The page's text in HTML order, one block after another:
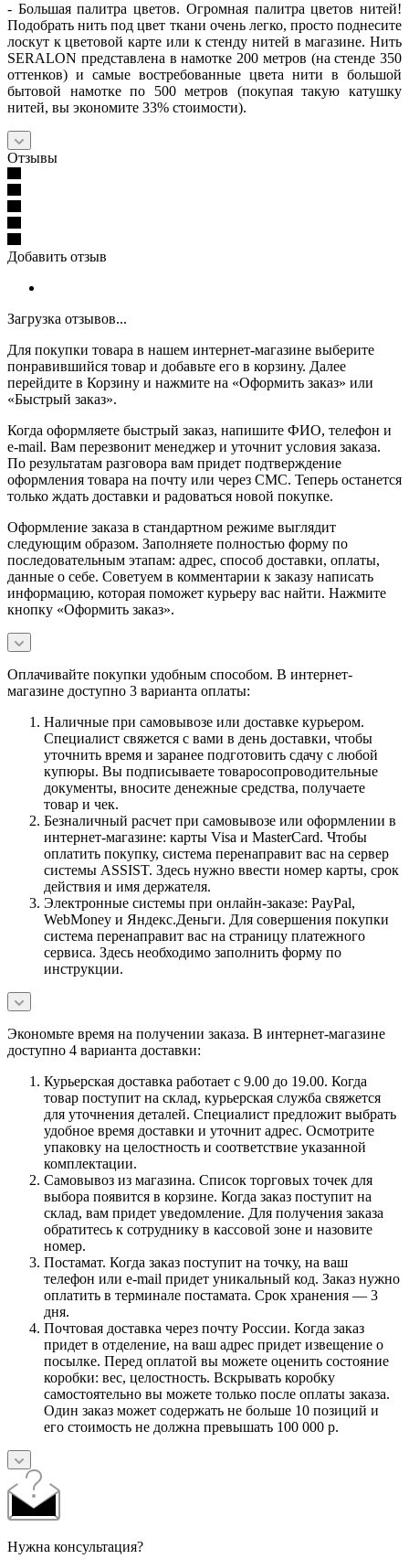
- Большая палитра цветов. Огромная палитра цветов нитей!
Подобрать нить под цвет ткани очень легко, просто поднесите
лоскут к цветовой карте или к стенду нитей в магазине. Нить
SERALON представлена в намотке 200 метров (на стенде 350
оттенков) и самые востребованные цвета нити в большой
бытовой намотке по 500 метров (покупая такую катушку
нитей, вы экономите 33% стоимости).
Отзывы
Добавить отзыв
Загрузка отзывов...
Для покупки товара в нашем интернет-магазине выберите
понравившийся товар и добавьте его в корзину. Далее
перейдите в Корзину и нажмите на «Оформить заказ» или
«Быстрый заказ».
Когда оформляете быстрый заказ, напишите ФИО, телефон и
e-mail. Вам перезвонит менеджер и уточнит условия заказа.
По результатам разговора вам придет подтверждение
оформления товара на почту или через СМС. Теперь останется
только ждать доставки и радоваться новой покупке.
Оформление заказа в стандартном режиме выглядит
следующим образом. Заполняете полностью форму по
последовательным этапам: адрес, способ доставки, оплаты,
данные о себе. Советуем в комментарии к заказу написать
информацию, которая поможет курьеру вас найти. Нажмите
кнопку «Оформить заказ».
Оплачивайте покупки удобным способом. В интернет-
магазине доступно 3 варианта оплаты:
Наличные при самовывозе или доставке курьером.
Специалист свяжется с вами в день доставки, чтобы
уточнить время и заранее подготовить сдачу с любой
купюры. Вы подписываете товаросопроводительные
документы, вносите денежные средства, получаете
товар и чек.
Безналичный расчет при самовывозе или оформлении в
интернет-магазине: карты Visa и MasterCard. Чтобы
оплатить покупку, система перенаправит вас на сервер
системы ASSIST. Здесь нужно ввести номер карты, срок
действия и имя держателя.
Электронные системы при онлайн-заказе: PayPal,
WebMoney и Яндекс.Деньги. Для совершения покупки
система перенаправит вас на страницу платежного
сервиса. Здесь необходимо заполнить форму по
инструкции.
Экономьте время на получении заказа. В интернет-магазине
доступно 4 варианта доставки:
Курьерская доставка работает с 9.00 до 19.00. Когда
товар поступит на склад, курьерская служба свяжется
для уточнения деталей. Специалист предложит выбрать
удобное время доставки и уточнит адрес. Осмотрите
упаковку на целостность и соответствие указанной
комплектации.
Самовывоз из магазина. Список торговых точек для
выбора появится в корзине. Когда заказ поступит на
склад, вам придет уведомление. Для получения заказа
обратитесь к сотруднику в кассовой зоне и назовите
номер.
Постамат. Когда заказ поступит на точку, на ваш
телефон или e-mail придет уникальный код. Заказ нужно
оплатить в терминале постамата. Срок хранения — 3
дня.
Почтовая доставка через почту России. Когда заказ
придет в отделение, на ваш адрес придет извещение о
посылке. Перед оплатой вы можете оценить состояние
коробки: вес, целостность. Вскрывать коробку
самостоятельно вы можете только после оплаты заказа.
Один заказ может содержать не больше 10 позиций и
его стоимость не должна превышать 100 000 р.
Нужна консультация?